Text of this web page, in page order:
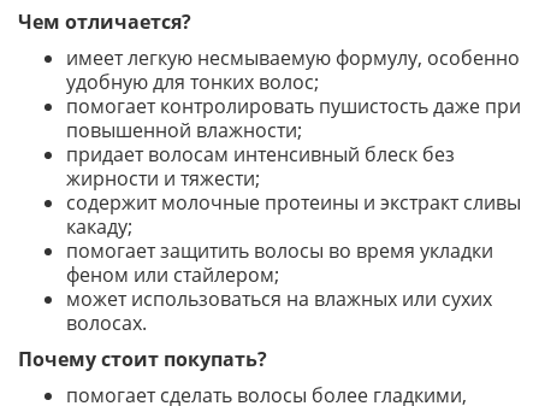
Чем отличается?
имеет легкую несмываемую формулу, особенно
удобную для тонких волос;
помогает контролировать пушистость даже при
повышенной влажности;
придает волосам интенсивный блеск без
жирности и тяжести;
содержит молочные протеины и экстракт сливы
какаду;
помогает защитить волосы во время укладки
феном или стайлером;
может использоваться на влажных или сухих
волосах.
Почему стоит покупать?
помогает сделать волосы более гладкими,